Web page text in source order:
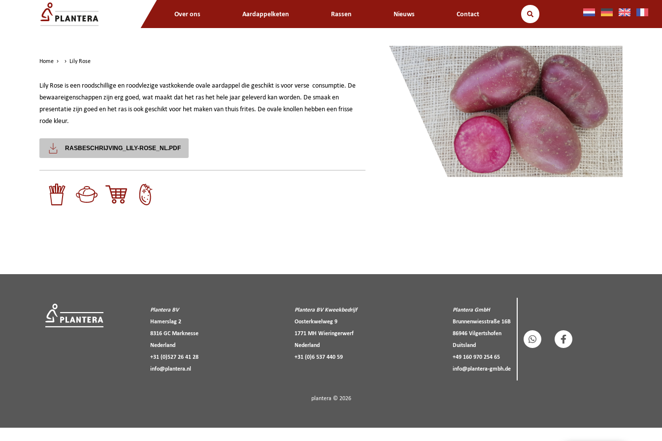
Over ons Aardappelketen Rassen Nieuws Contact
Home › › Lily Rose
Lily Rose is een roodschillige en roodvlezige vastkokende ovale aardappel die geschikt is voor verse consumptie. De
bewaareigenschappen zijn erg goed, wat maakt dat het ras het hele jaar geleverd kan worden. De smaak en
presentatie zijn goed en het ras is ook geschikt voor het maken van thuis frites. De ovale knollen hebben een frisse
rode kleur.
RASBESCHRIJVING_LILY-ROSE_NL.PDF
Plantera BV
Hamerslag 2
8316 GC Marknesse
Nederland
+31 (0)527 26 41 28
info@plantera.nl
Plantera BV Kweekbedrijf
Oosterkwelweg 9
1771 MH Wieringerwerf
Nederland
+31 (0)6 537 440 59
Plantera GmbH
Brunnenwiesstraße 16B
86946 Vilgertshofen
Duitsland
+49 160 970 254 65
info@plantera-gmbh.de
plantera © 2026